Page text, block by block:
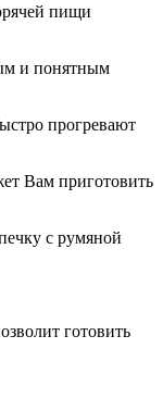
пищи
и понятным
прогревают
Вам приготовить
с румяной
готовить